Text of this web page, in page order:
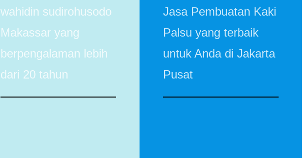
wahidin sudirohusodo
Makassar yang
berpengalaman lebih
dari 20 tahun
Jasa Pembuatan Kaki
Palsu yang terbaik
untuk Anda di Jakarta
Pusat